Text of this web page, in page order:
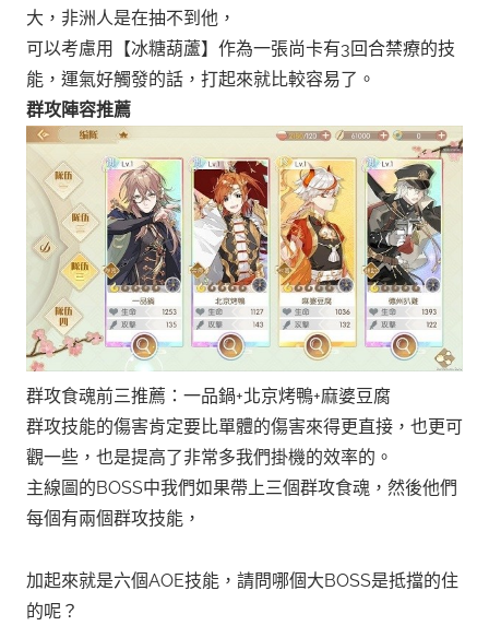
大，非洲人是在抽不到他，
可以考慮用【冰糖葫蘆】作為一張尚卡有3回合禁療的技
能，運氣好觸發的話，打起來就比較容易了。
群攻陣容推薦
群攻食魂前三推薦：一品鍋+北京烤鴨+麻婆豆腐
群攻技能的傷害肯定要比單體的傷害來得更直接，也更可
觀一些，也是提高了非常多我們掛機的效率的。
主線圖的BOSS中我們如果帶上三個群攻食魂，然後他們
每個有兩個群攻技能，
加起來就是六個AOE技能，請問哪個大BOSS是抵擋的住
的呢？